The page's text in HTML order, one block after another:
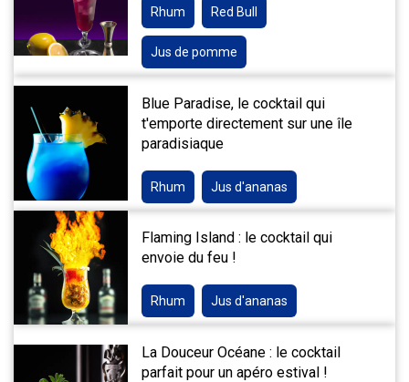
Rhum Red Bull
Jus de pomme
Blue Paradise, le cocktail qui
t'emporte directement sur une île
paradisiaque
Rhum Jus d'ananas
Flaming Island : le cocktail qui
envoie du feu !
Rhum Jus d'ananas
La Douceur Océane : le cocktail
parfait pour un apéro estival !